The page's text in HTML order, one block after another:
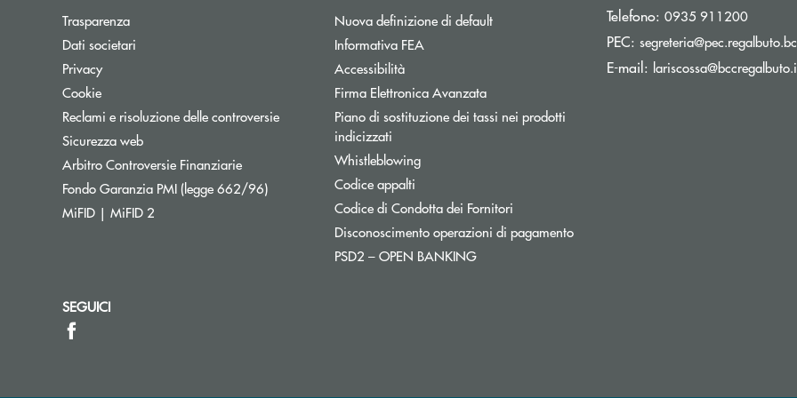
Trasparenza
Dati societari
Privacy
Cookie
Reclami e risoluzione delle controversie
Sicurezza web
Arbitro Controversie FinanziarieApre una nuova finestra
Fondo Garanzia PMI (legge 662/96)Apre una nuova finestra
MiFID | MiFID 2
Nuova definizione di default
Informativa FEA
Accessibilità
Firma Elettronica Avanzata
Piano di sostituzione dei tassi nei prodotti
indicizzati
Whistleblowing
Codice appalti
Codice di Condotta dei Fornitori
Disconoscimento operazioni di pagamento
PSD2 – OPEN BANKINGApre una nuova finestra
Telefono: 0935 911200
PEC:
E-mail:
SEGUICI